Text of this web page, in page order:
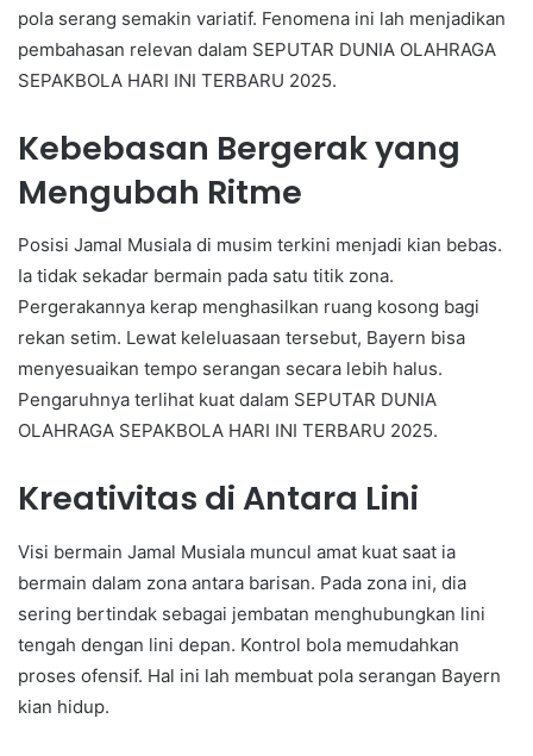
pola serang semakin variatif. Fenomena ini lah menjadikan
pembahasan relevan dalam SEPUTAR DUNIA OLAHRAGA
SEPAKBOLA HARI INI TERBARU 2025.
Kebebasan Bergerak yang
Mengubah Ritme
Posisi Jamal Musiala di musim terkini menjadi kian bebas.
Ia tidak sekadar bermain pada satu titik zona.
Pergerakannya kerap menghasilkan ruang kosong bagi
rekan setim. Lewat keleluasaan tersebut, Bayern bisa
menyesuaikan tempo serangan secara lebih halus.
Pengaruhnya terlihat kuat dalam SEPUTAR DUNIA
OLAHRAGA SEPAKBOLA HARI INI TERBARU 2025.
Kreativitas di Antara Lini
Visi bermain Jamal Musiala muncul amat kuat saat ia
bermain dalam zona antara barisan. Pada zona ini, dia
sering bertindak sebagai jembatan menghubungkan lini
tengah dengan lini depan. Kontrol bola memudahkan
proses ofensif. Hal ini lah membuat pola serangan Bayern
kian hidup.